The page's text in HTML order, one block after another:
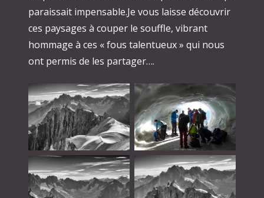
paraissait impensable.Je vous laisse découvrir
ces paysages à couper le souffle, vibrant
hommage à ces « fous talentueux » qui nous
ont permis de les partager….